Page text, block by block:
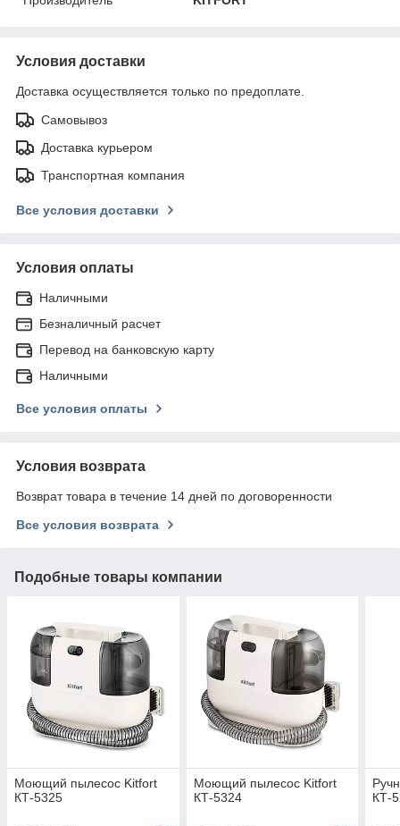
Условия доставки
Доставка осуществляется только по предоплате.
Самовывоз
Доставка курьером
Транспортная компания
Все условия доставки
Условия оплаты
Наличными
Безналичный расчет
Перевод на банковскую карту
Наличными
Все условия оплаты
Условия возврата
Возврат товара в течение 14 дней по договоренности
Все условия возврата
Подобные товары компании
Моющий пылесос Kitfort
КТ-5325
Моющий пылесос Kitfort
КТ-5324
КТ-